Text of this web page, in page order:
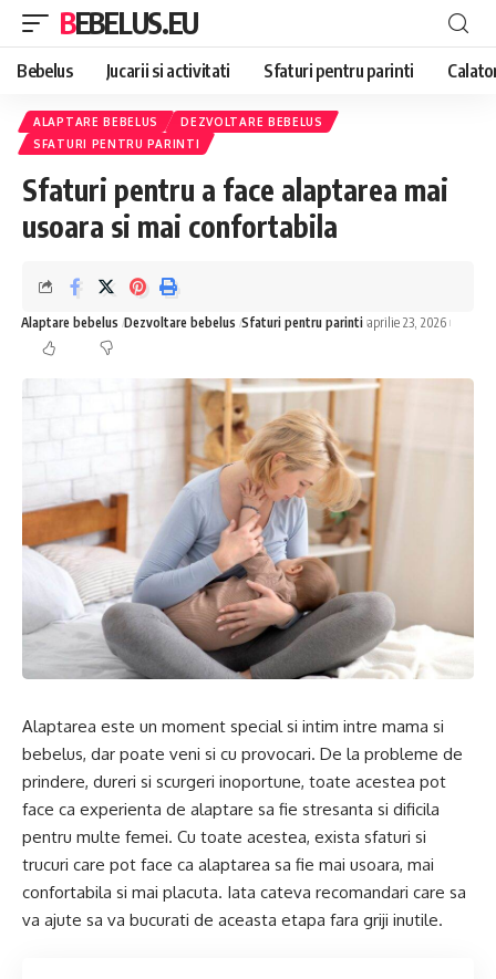
BEBELUS.EU
Bebelus Jucarii si activitati Sfaturi pentru parinti
ALAPTARE BEBELUS
DEZVOLTARE BEBELUS
SFATURI PENTRU PARINTI
Sfaturi pentru a face alaptarea mai
usoara si mai confortabila
Alaptare bebelus Dezvoltare bebelus Sfaturi pentru parinti aprilie 23, 2026
Alaptarea este un moment special si intim intre mama si
bebelus, dar poate veni si cu provocari. De la probleme de
prindere, dureri si scurgeri inoportune, toate acestea pot
face ca experienta de alaptare sa fie stresanta si dificila
pentru multe femei. Cu toate acestea, exista sfaturi si
trucuri care pot face ca alaptarea sa fie mai usoara, mai
confortabila si mai placuta. Iata cateva recomandari care sa
va ajute sa va bucurati de aceasta etapa fara griji inutile.